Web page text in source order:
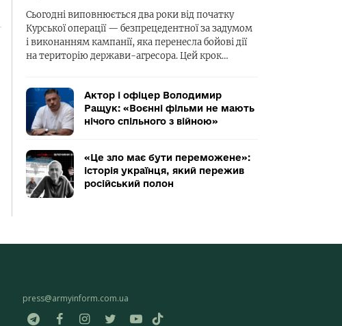
Сьогодні виповнюється два роки від початку
Курської операції — безпрецедентної за задумом
і виконанням кампанії, яка перенесла бойові дії
на територію держави-агресора. Цей крок…
Актор і офіцер Володимир
Ращук: «Воєнні фільми не мають
нічого спільного з війною»
«Це зло має бути переможене»:
історія українця, який пережив
російський полон
press@armyinform.com.ua